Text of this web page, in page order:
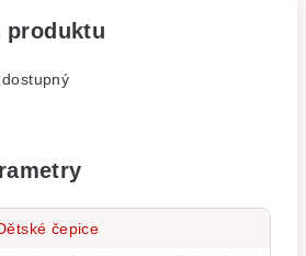
produktu
čepice